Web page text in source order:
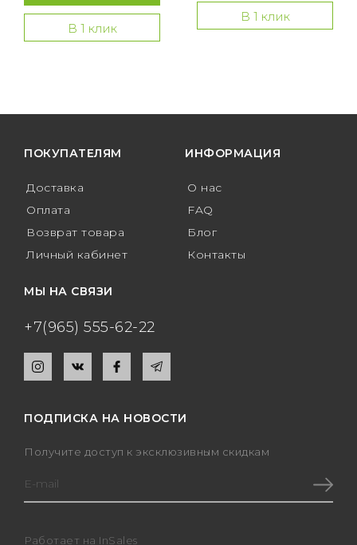
В 1 клик
В 1 клик
ПОКУПАТЕЛЯМ
Доставка
Оплата
Возврат товара
Личный кабинет
ИНФОРМАЦИЯ
О нас
FAQ
Блог
Контакты
МЫ НА СВЯЗИ
+7(965) 555-62-22
ПОДПИСКА НА НОВОСТИ
Получите доступ к эксклюзивным скидкам
Работает на InSales